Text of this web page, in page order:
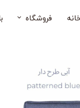
فروشگاه
میز و صندلی